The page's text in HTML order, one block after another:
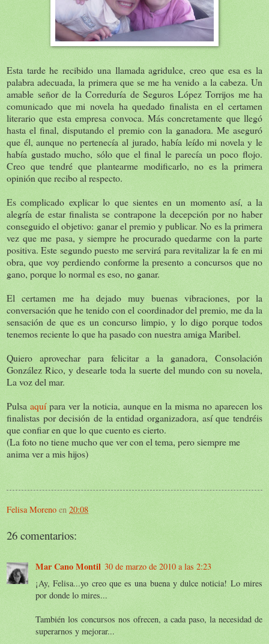
Esta tarde he recibido una llamada agridulce, creo que esa es la
palabra adecuada, la primera que se me ha venido a la cabeza. Un
amable señor de la Correduría de Seguros López Torrijos me ha
comunicado que mi novela ha quedado finalista en el certamen
literario que esta empresa convoca. Más concretamente que llegó
hasta el final, disputando el premio con la ganadora. Me aseguró
que él, aunque no pertenecía al jurado, había leído mi novela y le
había gustado mucho, sólo que el final le parecía un poco flojo.
Creo que tendré que plantearme modificarlo, no es la primera
opinión que recibo al respecto.
Es complicado explicar lo que sientes en un momento así, a la
alegría de estar finalista se contrapone la decepción por no haber
conseguido el objetivo: ganar el premio y publicar. No es la primera
vez que me pasa, y siempre he procurado quedarme con la parte
positiva. Este segundo puesto me servirá para revitalizar la fe en mi
obra, que voy perdiendo conforme la presento a concursos que no
gano, porque lo normal es eso, no ganar.
El certamen me ha dejado muy buenas vibraciones, por la
conversación que he tenido con el coordinador del premio, me da la
sensación de que es un concurso limpio, y lo digo porque todos
tenemos reciente lo que ha pasado con nuestra amiga Maribel.
Quiero aprovechar para felicitar a la ganadora, Consolación
González Rico, y desearle toda la suerte del mundo con su novela,
La voz del mar.
Pulsa aquípara ver la noticia, aunque en la misma no aparecen los
finalistas por decisión de la entidad organizadora, así que tendréis
que confiar en que lo que cuento es cierto.
(La foto no tiene mucho que ver con el tema, pero siempre me
anima ver a mis hijos)
Felisa Moreno en 20:08
26 comentarios:
Mar Cano Montil 30 de marzo de 2010 a las 2:23
¡Ay, Felisa...yo creo que es una buena y dulce noticia! Lo mires
por donde lo mires...
También los concursos nos ofrecen, a cada paso, la necesidad de
superarnos y mejorar...